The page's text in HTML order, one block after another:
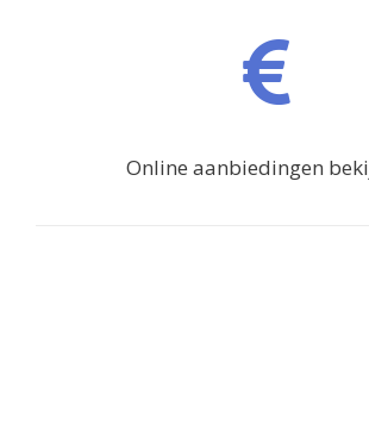
Online aanbiedingen